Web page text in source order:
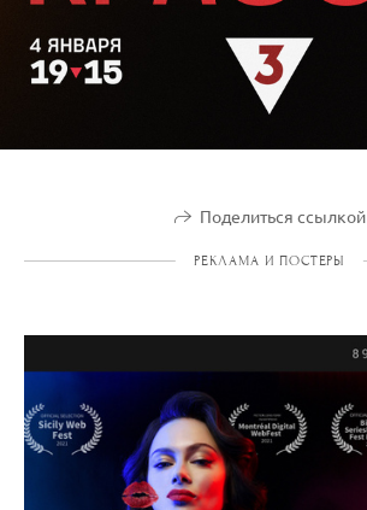
Поделиться ссылкой
РЕКЛАМА И ПОСТЕРЫ